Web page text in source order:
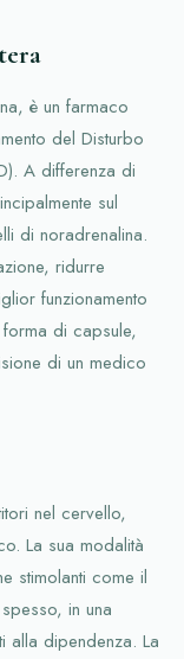
è un farmaco
del Disturbo
A differenza di
sul
di noradrenalina.
ridurre
funzionamento
di capsule,
di un medico
nel cervello,
La sua modalità
stimolanti come il
in una
alla dipendenza. La